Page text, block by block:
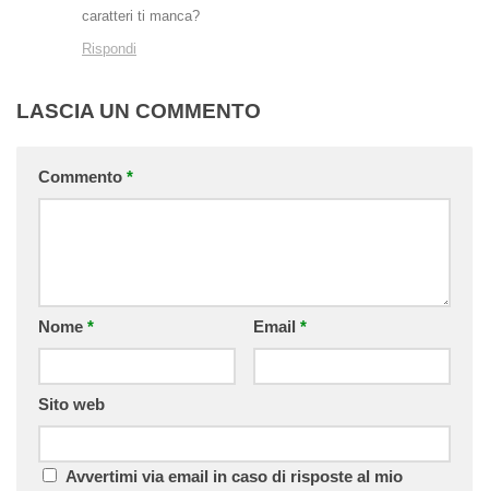
caratteri ti manca?
Rispondi
LASCIA UN COMMENTO
Commento *
Nome * Email *
Sito web
Avvertimi via email in caso di risposte al mio